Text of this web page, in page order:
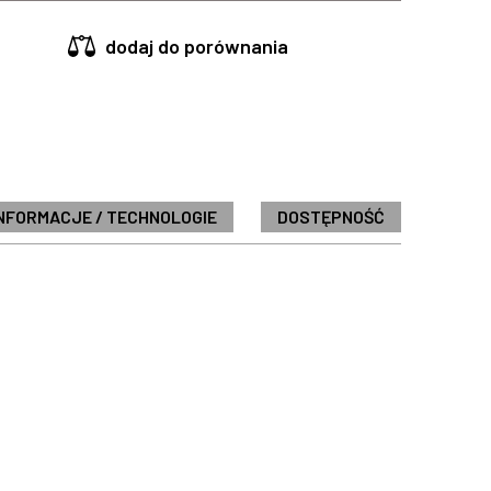
dodaj do porównania
/ TECHNOLOGIE DOSTĘPNOŚĆ